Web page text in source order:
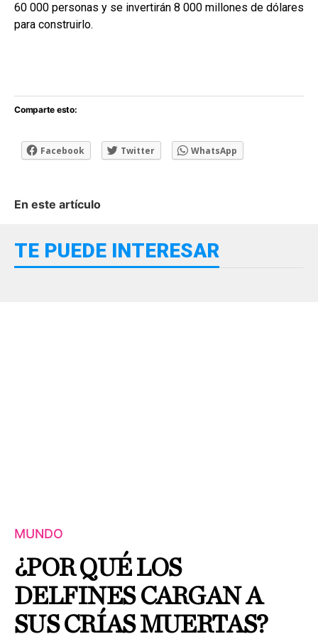
60 000 personas y se invertirán 8 000 millones de dólares
para construirlo.
Comparte esto:
Facebook Twitter WhatsApp
En este artículo
TE PUEDE INTERESAR
MUNDO
¿POR QUÉ LOS
DELFINES CARGAN A
SUS CRÍAS MUERTAS?